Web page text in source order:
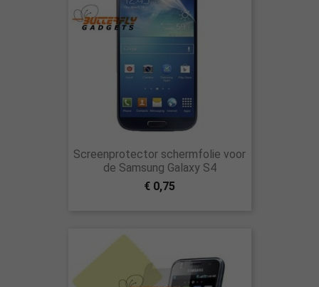
Screenprotector schermfolie voor
de Samsung Galaxy S4
€ 0,75